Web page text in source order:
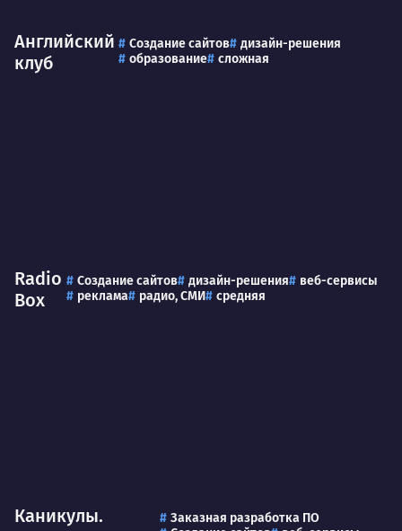
Английский
клуб
Создание сайтов
дизайн-решения
образование
сложная
Radio
Box
Создание сайтов дизайн-решения
веб-сервисы
реклама
радио, СМИ средняя
Каникулы.
Заказная разработка ПО